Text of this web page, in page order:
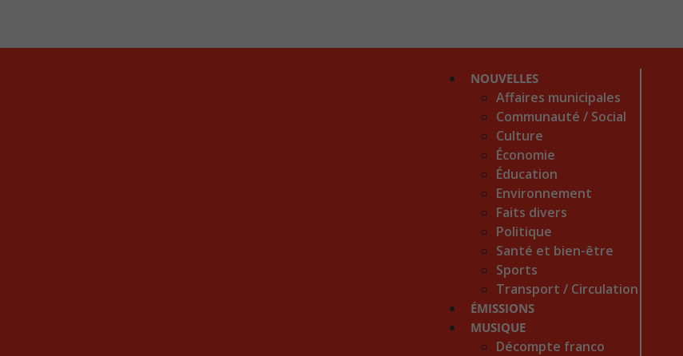
NOUVELLES
Affaires municipales
Communauté / Social
Culture
Économie
Éducation
Environnement
Faits divers
Politique
Santé et bien-être
Sports
Transport / Circulation
ÉMISSIONS
MUSIQUE
Décompte franco